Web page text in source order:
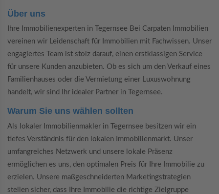
Über uns
Ihre Immobilienexperten in Tegernsee Bei Carpaten Immobilien
vereinen wir Leidenschaft für Immobilien mit Fachwissen. Unser
engagiertes Team ist stolz darauf, einen erstklassigen Service
für unsere Kunden anzubieten. Ob es sich um den Verkauf eines
Familienhauses oder die Vermietung einer Luxuswohnung
handelt, wir sind Ihr idealer Partner in Tegernsee.
Warum Sie uns wählen sollten
Als lokaler Immobilienmakler in Tegernsee besitzen wir ein
tiefes Verständnis für den lokalen Immobilienmarkt. Unser
umfangreiches Netzwerk und unsere lokale Präsenz
ermöglichen es uns, den optimalen Preis für Ihre Immobilie zu
erzielen. Unsere maßgeschneiderten Marketingstrategien
stellen sicher, dass Ihre Immobilie die richtige Zielgruppe